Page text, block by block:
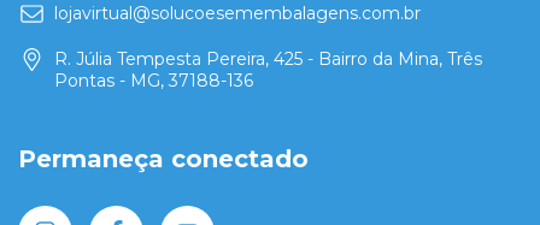
lojavirtual@solucoesemembalagens.com.br
R. Júlia Tempesta Pereira, 425 - Bairro da Mina, Três
Pontas - MG, 37188-136
Permaneça conectado